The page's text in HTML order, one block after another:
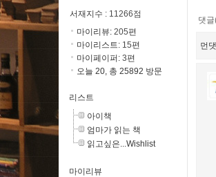
서재지수 : 11266점
마이리뷰: 205편
마이리스트: 15편
마이페이퍼: 3편
오늘 20, 총 25892 방문
리스트
아이책
엄마가 읽는 책
읽고싶은...Wishlist
마이리뷰
댓
먼